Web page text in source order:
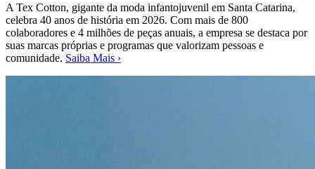
A Tex Cotton, gigante da moda infantojuvenil em Santa Catarina,
celebra 40 anos de história em 2026. Com mais de 800
colaboradores e 4 milhões de peças anuais, a empresa se destaca por
suas marcas próprias e programas que valorizam pessoas e
comunidade. Saiba Mais ›